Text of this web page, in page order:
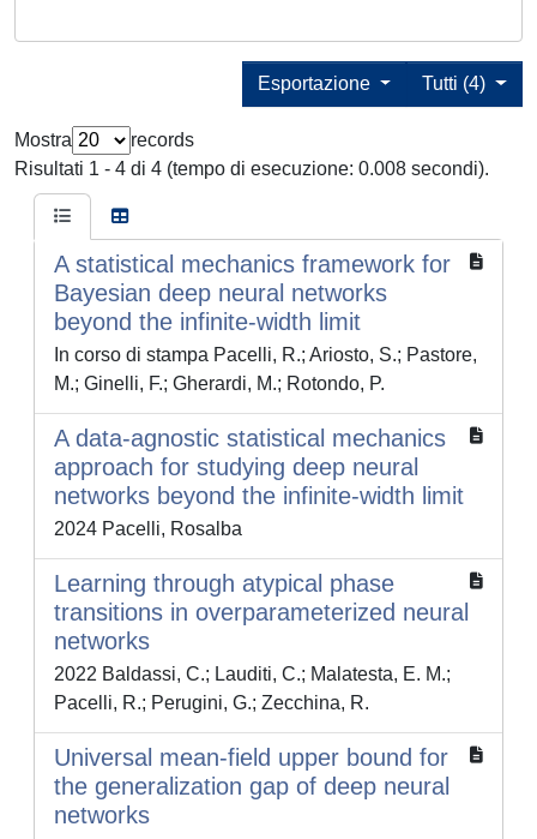
Tutti (4)
Esportazione
Mostra
records
Risultati 1 - 4 di 4 (tempo di esecuzione: 0.008 secondi).
A statistical mechanics framework for
Bayesian deep neural networks
beyond the infinite-width limit
In corso di stampa Pacelli, R.; Ariosto, S.; Pastore,
M.; Ginelli, F.; Gherardi, M.; Rotondo, P.
A data-agnostic statistical mechanics
approach for studying deep neural
networks beyond the infinite-width limit
2024 Pacelli, Rosalba
Learning through atypical phase
transitions in overparameterized neural
networks
2022 Baldassi, C.; Lauditi, C.; Malatesta, E. M.;
Pacelli, R.; Perugini, G.; Zecchina, R.
Universal mean-field upper bound for
the generalization gap of deep neural
networks